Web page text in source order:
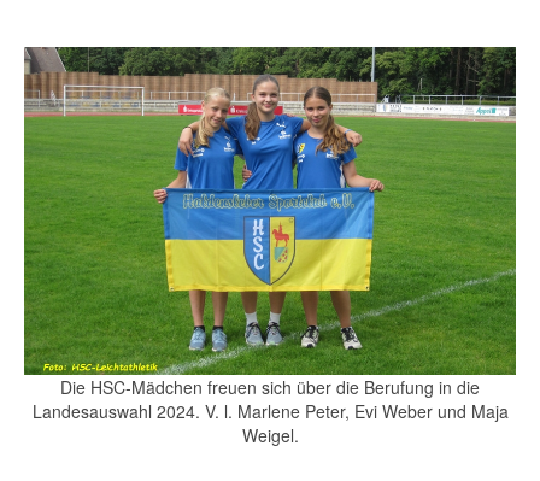
Die HSC-Mädchen freuen sich über die Berufung in die
Landesauswahl 2024. V. l. Marlene Peter, Evi Weber und Maja
Weigel.